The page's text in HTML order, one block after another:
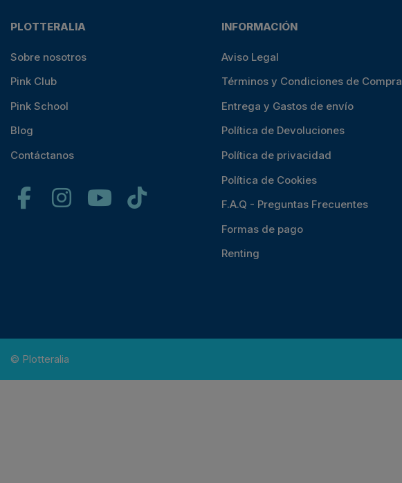
PLOTTERALIA
Sobre nosotros
Pink Club
Pink School
Blog
Contáctanos
INFORMACIÓN
Aviso Legal
Términos y Condiciones de Compra
Entrega y Gastos de envío
Política de Devoluciones
Política de privacidad
Política de Cookies
F.A.Q - Preguntas Frecuentes
Formas de pago
Renting
© Plotteralia